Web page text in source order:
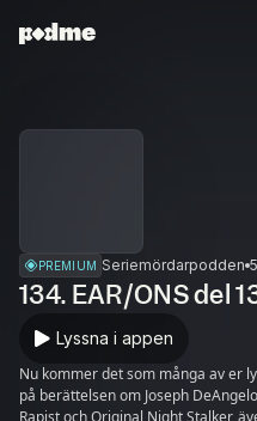
PREMIUM Seriemördarpodden
134. EAR/ONS del
Lyssna i appen
Nu kommer det som många av er
på berättelsen om Joseph
Rapist och Original Night Stalker,